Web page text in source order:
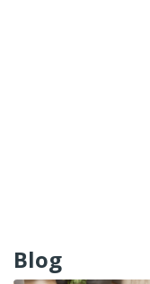
Blog